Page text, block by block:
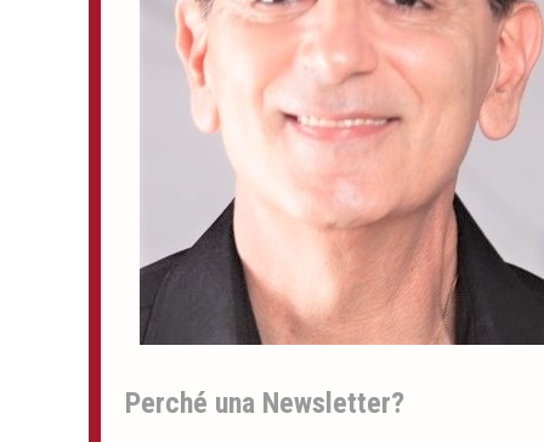
Perché una Newsletter?